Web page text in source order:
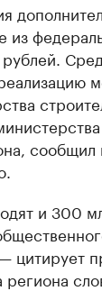
из
сообщил
и 300
цитирует
региона